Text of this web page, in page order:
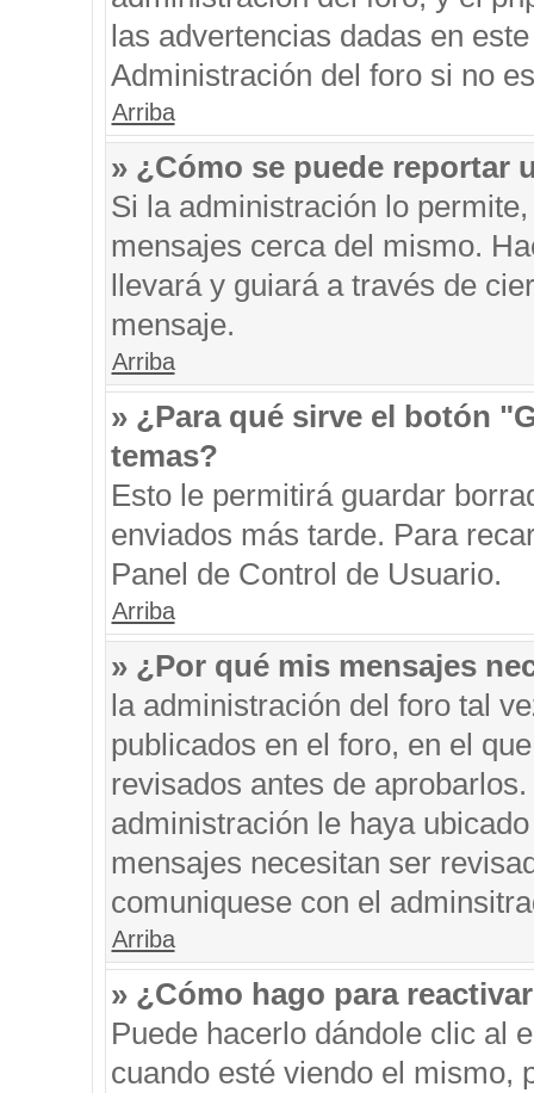
las advertencias dadas en
Administración del foro si no
Arriba
» ¿Cómo se puede reportar
Si la administración lo
mensajes cerca del mismo.
llevará y guiará a través de
mensaje.
Arriba
» ¿Para qué sirve el botón
temas?
Esto le permitirá guardar
enviados más tarde. Para
Panel de Control de Usuario.
Arriba
» ¿Por qué mis mensajes
la administración del foro tal
publicados en el foro, en el
revisados antes de
administración le haya
mensajes necesitan ser
comuniquese con el
Arriba
» ¿Cómo hago para
Puede hacerlo dándole clic al
cuando esté viendo el mismo,